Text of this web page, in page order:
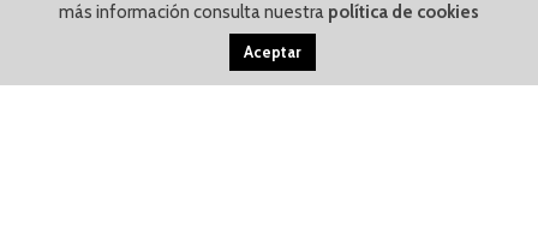
más información consulta nuestra política de cookies
Aceptar